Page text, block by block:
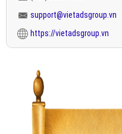
support@vietadsgroup.vn
https://vietadsgroup.vn